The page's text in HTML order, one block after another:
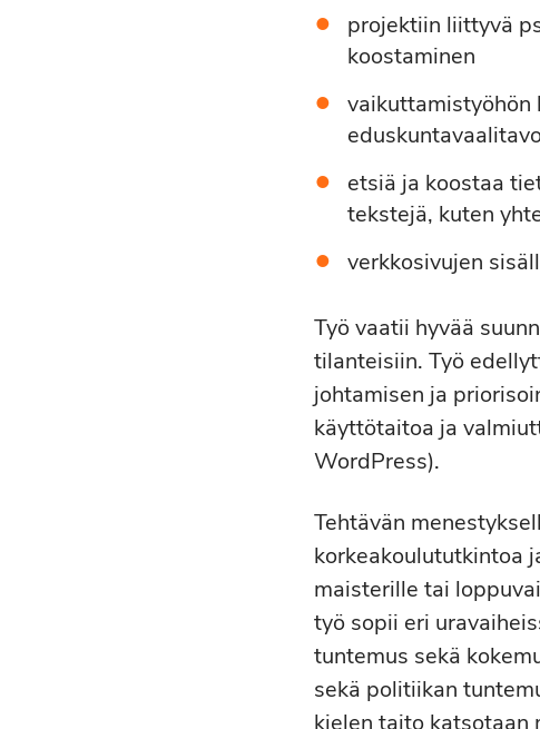
projektiin liittyvä
koostaminen
etsiä ja koostaa
tekstejä, kuten
verkkosivujen
Työ vaatii hyvää
tilanteisiin. Työ
johtamisen ja
käyttötaitoa ja
WordPress).
Tehtävän
korkeakoulututkintoa
maisterille tai
työ sopii eri
tuntemus sekä
sekä politiikan
kielen taito katsotaan